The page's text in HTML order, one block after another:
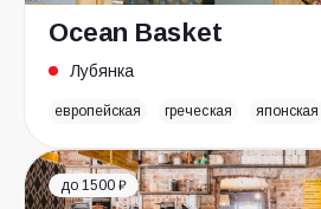
Ocean Basket
Лубянка
европейская греческая японская
до 1500 ₽